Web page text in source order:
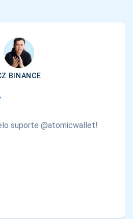
BINANCE
suporte @atomicwallet!